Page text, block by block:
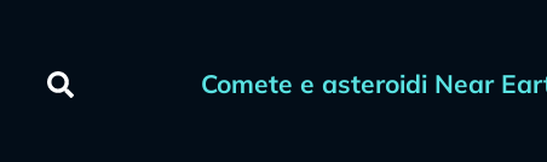
Comete e asteroidi Near